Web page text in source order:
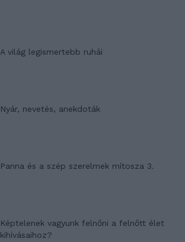
A világ legismertebb ruhái
Nyár, nevetés, anekdoták
Panna és a szép szerelmek mítosza 3.
Képtelenek vagyunk felnőni a felnőtt élet
kihívásaihoz?